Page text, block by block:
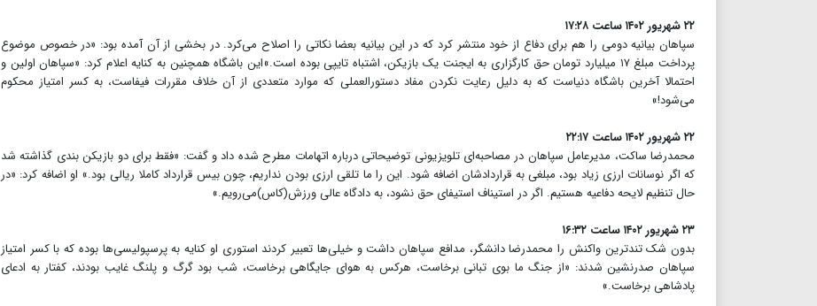
۲۲ شهریور ۱۴۰۲ ساعت ۱۷:۲۸
سپاهان بیانیه دومی را هم برای دفاع از خود منتشر کرد که در این بیانیه بعضا نکاتی را اصلاح می‌کرد. در بخشی از آن آمده بود: «در خصوص موضوع
پرداخت مبلغ ۱۷ میلیارد تومان حق کارگزاری به ایجنت یک بازیکن، اشتباه تایپی بوده است.»این باشگاه همچنین به کنایه اعلام کرد: «سپاهان اولین و
احتمالا آخرین باشگاه دنیاست که به دلیل رعایت نکردن مفاد دستورالعملی که موارد متعددی از آن خلاف مقررات فیفاست، به کسر امتیاز محکوم
می‌شود!»
۲۲ شهریور ۱۴۰۲ ساعت ۲۲:۱۷
محمدرضا ساکت، مدیرعامل سپاهان در مصاحبه‌ای تلویزیونی توضیحاتی درباره اتهامات مطرح شده داد و گفت: «فقط برای دو بازیکن بندی گذاشته شد
که اگر نوسانات ارزی زیاد بود، مبلغی به قراردادشان اضافه شود. این را ما تلقی ارزی بودن نداریم، چون بیس قرارداد کاملا ریالی بود.» او اضافه کرد: «در
حال تنظیم لایحه دفاعیه هستیم. اگر در استیناف استیفای حق نشود، به دادگاه عالی ورزش(کاس)می‌رویم.»
۲۳ شهریور ۱۴۰۲ ساعت ۱۶:۳۲
بدون شک تندترین واکنش را محمدرضا دانشگر، مدافع سپاهان داشت و خیلی‌ها تعبیر کردند استوری او کنایه به پرسپولیسی‌ها بوده که با کسر امتیاز
سپاهان صدرنشین شدند: «از جنگ ما بوی تبانی برخاست، هرکس به هوای جایگاهی برخاست، شب بود گرگ و پلنگ غایب بودند، کفتار به ادعای
پادشاهی برخاست.»